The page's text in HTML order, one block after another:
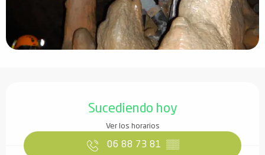
Sucediendo hoy
Ver los horarios
06 88 73 81 ▒▒